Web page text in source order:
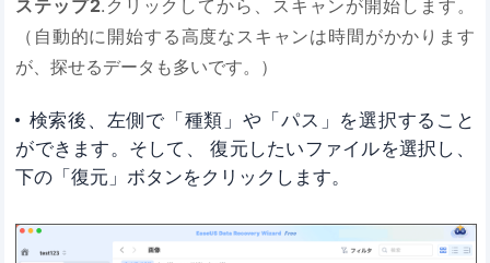
ステップ2.クリックしてから、スキャンが開始します。
（自動的に開始する高度なスキャンは時間がかかります
が、探せるデータも多いです。）
検索後、左側で「種類」や「パス」を選択すること
ができます。そして、 復元したいファイルを選択し、
下の「復元」ボタンをクリックします。